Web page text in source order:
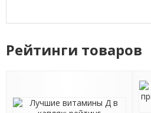
Рейтинги товаров